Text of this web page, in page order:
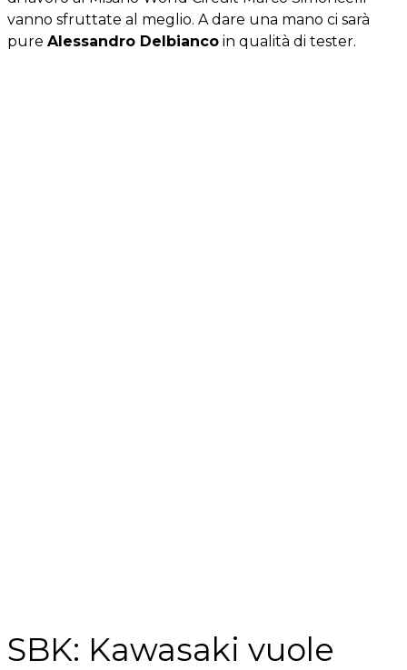
vanno sfruttate al meglio. A dare una mano ci sarà
pure Alessandro Delbianco in qualità di tester.
SBK: Kawasaki vuole